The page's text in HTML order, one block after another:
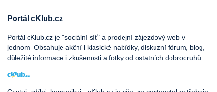
Portál cKlub.cz
Portál cKlub.cz je "sociální síť" a prodejní zájezdový web v
jednom. Obsahuje akční i klasické nabídky, diskuzní fórum, blog,
důležité informace i zkušenosti a fotky od ostatních dobrodruhů.